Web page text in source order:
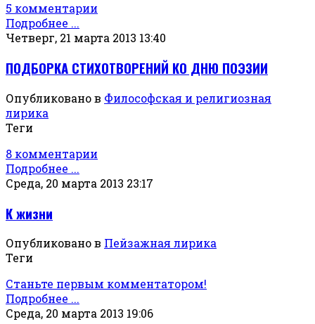
5 комментарии
Подробнее ...
Четверг, 21 марта 2013 13:40
ПОДБОРКА СТИХОТВОРЕНИЙ КО ДНЮ ПОЭЗИИ
Опубликовано в Философская и религиозная
лирика
Теги
8 комментарии
Подробнее ...
Среда, 20 марта 2013 23:17
К жизни
Опубликовано в Пейзажная лирика
Теги
Станьте первым комментатором!
Подробнее ...
Среда, 20 марта 2013 19:06